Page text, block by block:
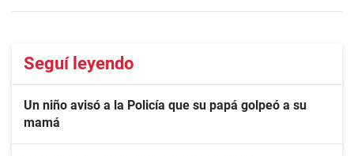
Seguí leyendo
Un niño avisó a la Policía que su papá golpeó a su
mamá